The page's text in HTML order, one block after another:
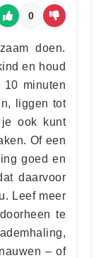
0
doen.
en houd
minuten
liggen tot
ook kunt
Of een
goed en
daarvoor
Leef meer
te
– of